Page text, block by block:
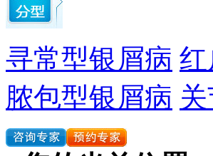
寻常型银屑病
脓包型银屑病